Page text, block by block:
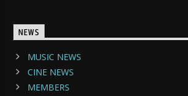
NEWS
MUSIC NEWS
CINE NEWS
MEMBERS